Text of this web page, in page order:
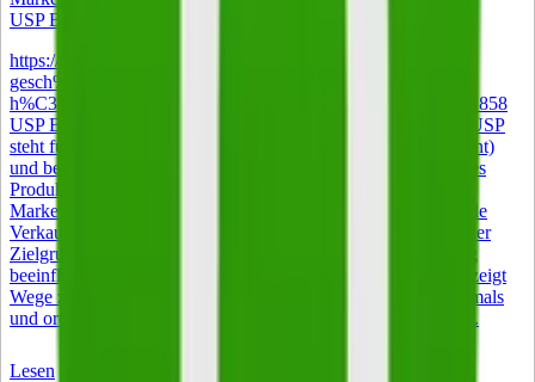
USP Bedeutung – was ein Alleinstellungsmerkmal ausmacht
https://www.istockphoto.com/de/foto/gl%C3%BCckliche-
gesch%C3%A4ftsfrau-mittleren-alters-managerin-beim-
h%C3%A4ndesch%C3%BCtteln-bei-gm2004890520-560421858
USP Bedeutung – was ein Alleinstellungsmerkmal ausmacht USP
steht für Unique Selling Proposition (auch Unique Selling Point)
und bezeichnet im Deutschen das Alleinstellungsmerkmal eines
Produkts, einer Dienstleistung oder eines Unternehmens. Im
Marketing ist der Begriff zentral: Gemeint ist das entscheidende
Verkaufsversprechen, das ein Angebot in der Wahrnehmung der
Zielgruppe unverwechselbar macht und die Kaufentscheidung
beeinflusst. Der folgende Artikel erklärt die USP Bedeutung, zeigt
Wege zur Entwicklung eines belastbaren Alleinstellungsmerkmals
und ordnet ein, warum das Konzept auch 2026 relevant bleibt.
Lesen